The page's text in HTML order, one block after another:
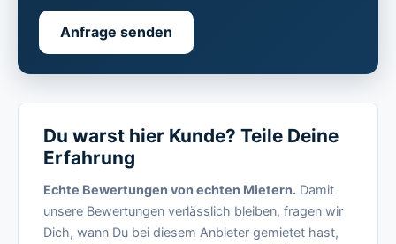
Anfrage senden
Du warst hier Kunde? Teile Deine
Erfahrung
Echte Bewertungen von echten Mietern. Damit
unsere Bewertungen verlässlich bleiben, fragen wir
Dich, wann Du bei diesem Anbieter gemietet hast,